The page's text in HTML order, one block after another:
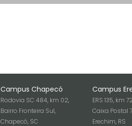
Campus Chapecó
Rodovia SC 484, km 02,
Bairro Fronteira Sul,
Chapecó, SC
Campus
ERS 135, km
Caixa Postal
Erechim, RS